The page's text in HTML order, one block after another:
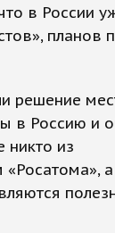
в России
планов
решение
в Россию и
никто из
«Росатома»,